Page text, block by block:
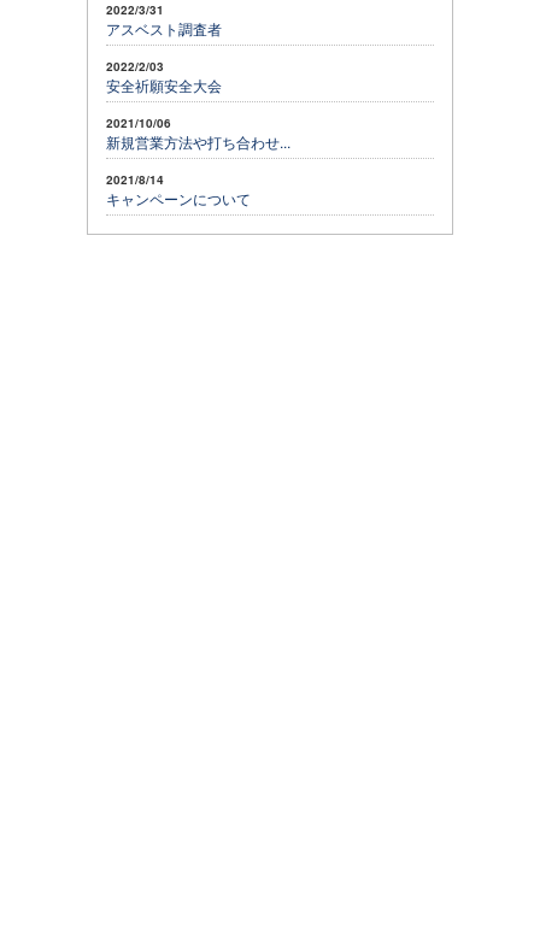
2022/3/31
アスベスト調査者
2022/2/03
安全祈願安全大会
2021/10/06
新規営業方法や打ち合わせ...
2021/8/14
キャンペーンについて